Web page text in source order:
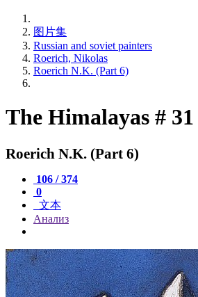
图片集
Russian and soviet painters
Roerich, Nikolas
Roerich N.K. (Part 6)
The Himalayas # 31
Roerich N.K. (Part 6)
106 / 374
0
文本
Анализ